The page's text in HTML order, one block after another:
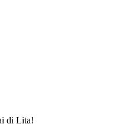
di Lita!